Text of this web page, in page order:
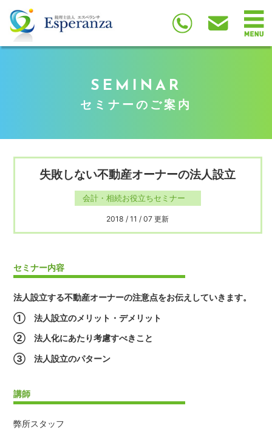
SEMINAR
セミナーのご案内
失敗しない不動産オーナーの法人設立
会計・相続お役立ちセミナー
2018 / 11 / 07 更新
セミナー内容
法人設立する不動産オーナーの注意点をお伝えしていきます。
① 法人設立のメリット・デメリット
② 法人化にあたり考慮すべきこと
③ 法人設立のパターン
講師
弊所スタッフ